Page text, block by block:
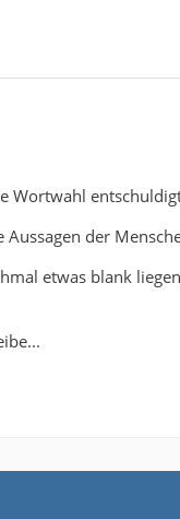
Wortwahl
der
etwas blank